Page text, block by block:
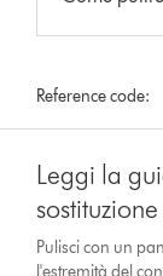
Reference code:
Leggi la
Pulisci con un
l'estremità del